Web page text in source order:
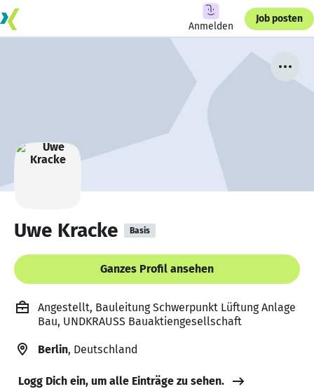
Anmelden
Job posten
Uwe Kracke Basis
Ganzes Profil ansehen
Angestellt, Bauleitung Schwerpunkt Lüftung Anlage
Bau, UNDKRAUSS Bauaktiengesellschaft
Berlin, Deutschland
Logg Dich ein, um alle Einträge zu sehen.